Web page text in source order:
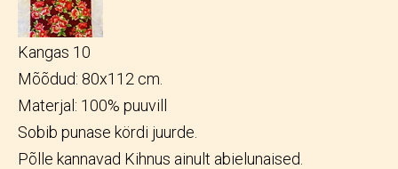
Kangas 10
Mõõdud: 80x112 cm.
Materjal: 100% puuvill
Sobib punase kördi juurde.
Põlle kannavad Kihnus ainult abielunaised.